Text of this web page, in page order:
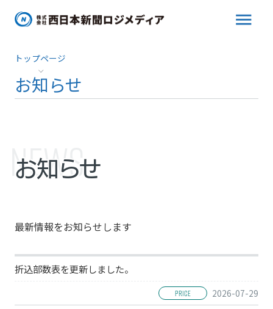
menu
トップページ
お知らせ
お知らせ
NEWS
最新情報をお知らせします
折込部数表を更新しました。
2026-07-29
PRICE